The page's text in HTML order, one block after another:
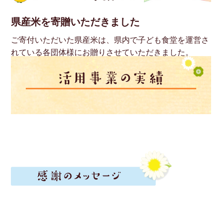
県産米を寄贈いただきました
ご寄付いただいた県産米は、県内で子ども食堂を運営さ
れている各団体様にお贈りさせていただきました。